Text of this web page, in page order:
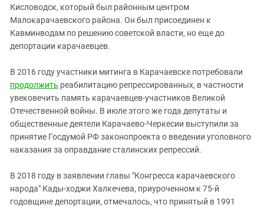
Кисловодск, который был районным центром
Малокарачаевского района. Он был присоединен к
Кавминводам по решению советской власти, но еще до
депортации карачаевцев.
В 2016 году участники митинга в Карачаевске потребовали
продолжить реабилитацию репрессированных, в частности
увековечить память карачаевцев-участников Великой
Отечественной войны. В июле этого же года депутаты и
общественные деятели Карачаево-Черкесии выступили за
принятие Госдумой РФ законопроекта о введении уголовного
наказания за оправдание сталинских репрессий.
В 2018 году в заявлении главы "Конгресса карачаевского
народа" Кады-ходжи Халкечева, приуроченном к 75-й
годовщине депортации, отмечалось, что принятый в 1991